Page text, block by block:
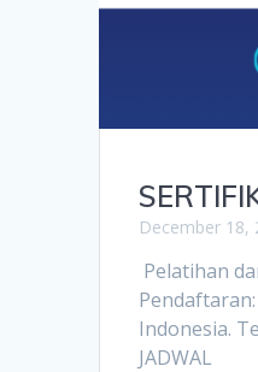
December 18,
Pelatihan
Indonesia.
JADWAL